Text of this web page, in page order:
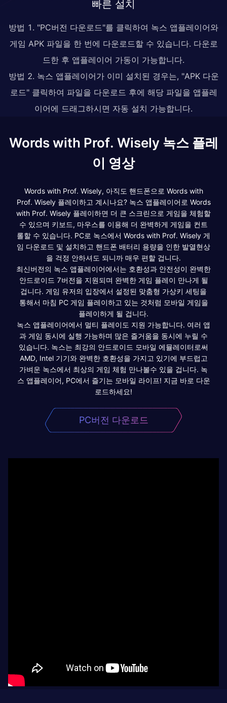
빠른 설치
방법 1. "PC버전 다운로드"를 클릭하여 녹스 앱플레이어와
게임 APK 파일을 한 번에 다운로드할 수 있습니다. 다운로
드한 후 앱플레이어 가동이 가능합니다.
방법 2. 녹스 앱플레이어가 이미 설치된 경우는, "APK 다운
로드" 클릭하여 파일을 다운로드 후에 해당 파일을 앱플레
이어에 드래그하시면 자동 설치 가능합니다.
Words with Prof. Wisely 녹스 플레
이 영상
Words with Prof. Wisely, 아직도 핸드폰으로 Words with
Prof. Wisely 플레이하고 계시나요? 녹스 앱플레이어로 Words
with Prof. Wisely 플레이하면 더 큰 스크린으로 게임을 체험할
수 있으며 키보드, 마우스를 이용해 더 완벽하게 게임을 컨트
롤할 수 있습니다. PC로 녹스에서 Words with Prof. Wisely 게
임 다운로드 및 설치하고 핸드폰 배터리 용량을 인한 발열현상
을 걱정 안하셔도 되니까 매우 편할 겁니다.
최신버전의 녹스 앱플레이어에서는 호환성과 안전성이 완벽한
안드로이드 7버전을 지원되며 완벽한 게임 플레이 만나게 될
겁니다. 게임 유저의 입장에서 설정된 맞춤형 가상키 세팅을
통해서 마침 PC 게임 플레이하고 있는 것처럼 모바일 게임을
플레이하게 될 겁니다.
녹스 앱플레이어에서 멀티 플레이도 지원 가능합니다. 여러 앱
과 게임 동시에 실행 가능하며 많은 즐거움을 동시에 누릴 수
있습니다. 녹스는 최강의 안드로이드 모바일 에뮬레이터로써
AMD, Intel 기기와 완벽한 호환성을 가지고 있기에 부드럽고
가벼운 녹스에서 최상의 게임 체험 만나볼수 있을 겁니다. 녹
스 앱플레이어, PC에서 즐기는 모바일 라이프! 지금 바로 다운
로드하세요!
PC버전 다운로드